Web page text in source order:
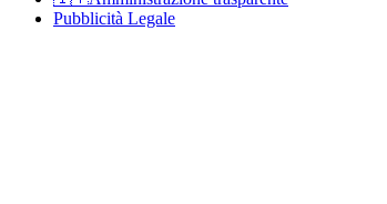
Pubblicità Legale